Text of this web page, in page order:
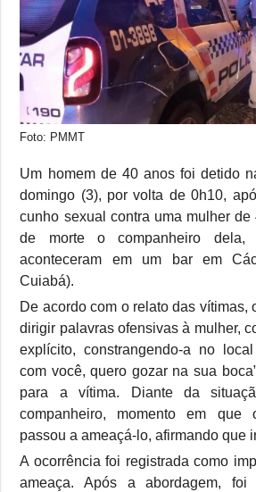
Foto: PMMT
Um homem de 40 anos foi detido
domingo (3), por volta de 0h10,
cunho sexual contra uma mulher
de morte o companheiro
aconteceram em um bar em
Cuiabá).
De acordo com o relato das vítimas,
dirigir palavras ofensivas à mulher,
explícito, constrangendo-a no
com você, quero gozar na sua
para a vítima. Diante da
companheiro, momento em que
passou a ameaçá-lo, afirmando que
A ocorrência foi registrada como
ameaça. Após a abordagem, foi